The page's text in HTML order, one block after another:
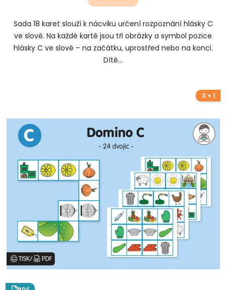
Sada 18 karet slouží k nácviku určení rozpoznání hlásky C
ve slově. Na každé kartě jsou tři obrázky a symbol pozice
hlásky C ve slově – na začátku, uprostřed nebo na konci.
Dítě...
3 + 1